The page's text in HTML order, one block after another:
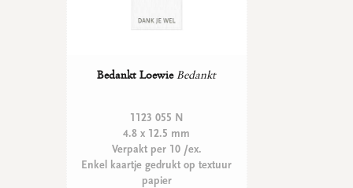
Bedankt Loewie Bedankt
1123 055 N
4.8 x 12.5 mm
Verpakt per 10 /ex.
Enkel kaartje gedrukt op textuur
papier